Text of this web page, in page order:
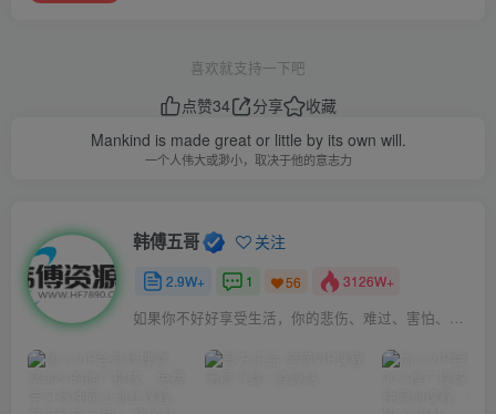
喜欢就支持一下吧
点赞34 分享
收藏
Mankind is made great or little by its own will.
一个人伟大或渺小，取决于他的意志力
韩傅五哥 关注
2.9W+ 1 56 3126W+
如果你不好好享受生活，你的悲伤、难过、害怕、羞愧和内疚会代替你享受